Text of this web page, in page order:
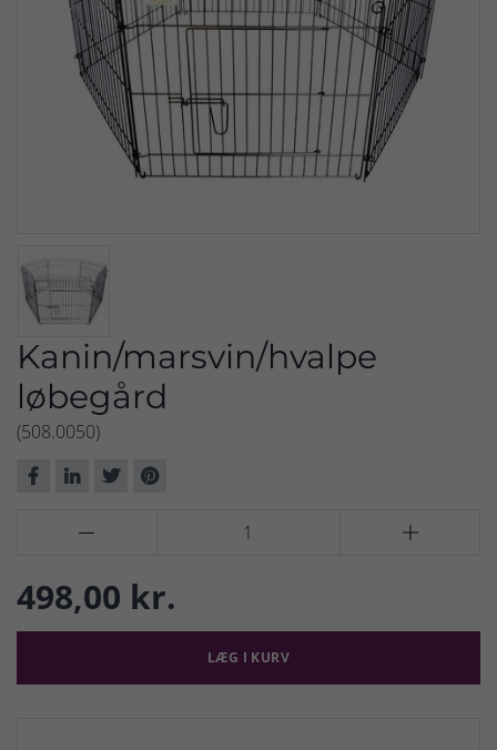
Kanin/marsvin/hvalpe
løbegård
(508.0050)
 
498,00 kr.
LÆG I KURV